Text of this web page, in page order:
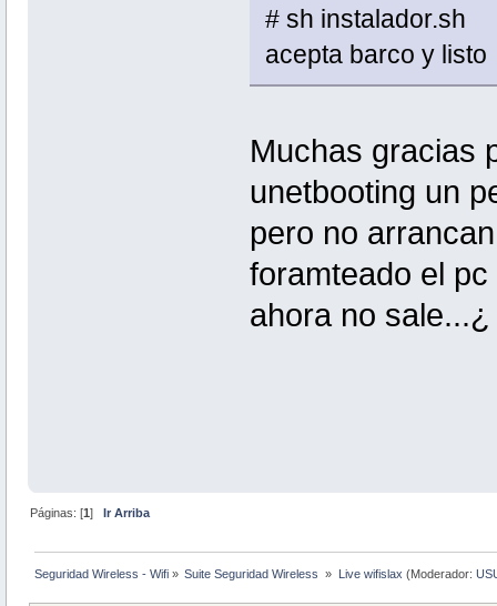
# sh instalador.sh
acepta barco y listo
Muchas gracias
unetbooting un
pero no
foramteado el
ahora no
Páginas: [1] Ir Arriba
Seguridad Wireless - Wifi » Suite Seguridad Wireless » Live wifislax (Moderador: